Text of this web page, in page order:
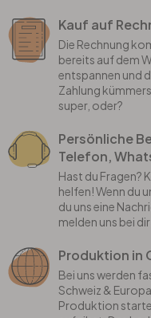
Kauf auf
Die Rechnung
bereits auf dem
entspannen und
Zahlung
super, oder?
Persönliche
Telefon,
Hast du Fragen?
helfen! Wenn du
du uns eine
melden uns bei
Produktion in
Bei uns werden
Schweiz &
Produktion